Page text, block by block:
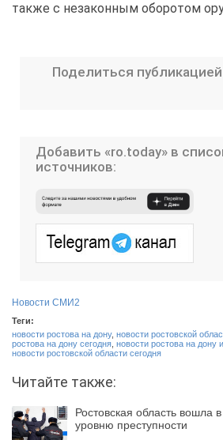
также с незаконным оборотом
Поделиться
Добавить «ro.today» в
источников:
Новости СМИ2
Теги:
новости ростова на дону, новости ростовской
ростова на дону сегодня новости ростова на дону
новости ростовской области сегодня
Читайте также:
Ростовская область вошла
уровню преступности